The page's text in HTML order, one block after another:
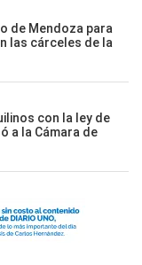
de Mendoza para
las cárceles de la
con la ley de
a la Cámara de